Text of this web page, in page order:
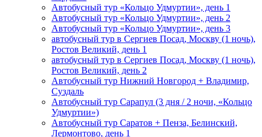
Автобусный тур «Кольцо Удмуртии», день 1
Автобусный тур «Кольцо Удмуртии», день 2
Автобусный тур «Кольцо Удмуртии», день 3
автобусный тур в Сергиев Посад, Москву (1 ночь),
Ростов Великий, день 1
автобусный тур в Сергиев Посад, Москву (1 ночь),
Ростов Великий, день 2
Автобусный тур Нижний Новгород + Владимир,
Суздаль
Автобусный тур Сарапул (3 дня / 2 ночи, «Кольцо
Удмуртии»)
Автобусный тур Саратов + Пенза, Белинский,
Лермонтово, день 1